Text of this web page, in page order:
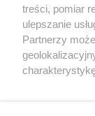
X
treści, pomiar
ulepszanie
Partnerzy